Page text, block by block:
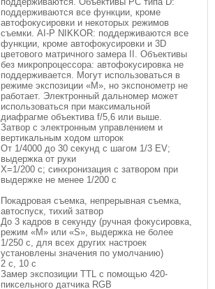
поддерживаются все функции, кроме
автофокусировки и некоторых режимов
съемки. AI-P NIKKOR: поддерживаются все
функции, кроме автофокусировки и 3D
цветового матричного замера II. Объективы
без микропроцессора: автофокусировка не
поддерживается. Могут использоваться в
режиме экспозиции «M», но экспонометр не
работает. Электронный дальномер может
использоваться при максимальной
диафрагме объектива f/5,6 или выше.
Затвор с электронным управлением и
вертикальным ходом шторок
От 1/4000 до 30 секунд с шагом 1/3 EV;
выдержка от руки
X=1/200 с; синхронизация с затвором при
выдержке не менее 1/200 с
Покадровая съемка, непрерывная съемка,
автоспуск, тихий затвор
До 3 кадров в секунду (ручная фокусировка,
режим «M» или «S», выдержка не более
1/250 с, для всех других настроек
установлены значения по умолчанию)
2 с, 10 с
Замер экспозиции TTL с помощью 420-
пиксельного датчика RGB